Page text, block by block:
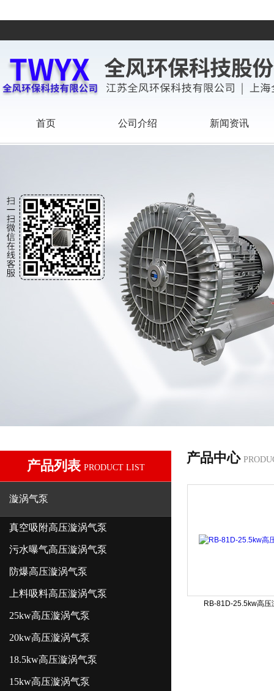
首页 公司介绍 新闻资讯
产品列表 PRODUCT LIST
漩涡气泵
真空吸附高压漩涡气泵
污水曝气高压漩涡气泵
防爆高压漩涡气泵
上料吸料高压漩涡气泵
25kw高压漩涡气泵
20kw高压漩涡气泵
18.5kw高压漩涡气泵
15kw高压漩涡气泵
产品中心
RB-81D-25.5kw高压